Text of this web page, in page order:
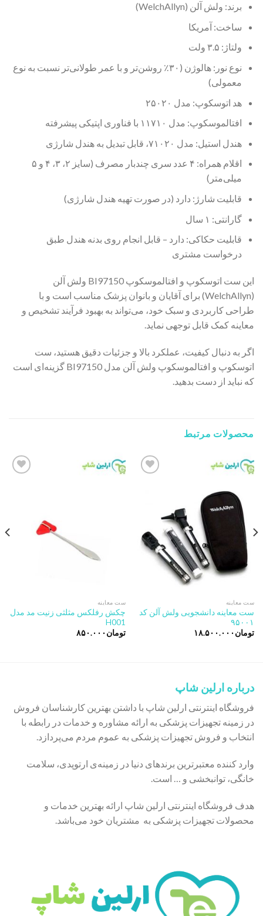
برند: ولش آلن (WelchAllyn)
ساخت: آمریکا
ولتاژ: ۳.۵ ولت
نوع نور: هالوژن (۳۰٪ روشن‌تر و با عمر طولانی‌تر نسبت به نوع
معمولی)
هد اتوسکوپ: مدل ۲۵۰۲۰
افتالموسکوپ: مدل ۱۱۷۱۰ با فناوری اپتیکی پیشرفته
هندل استیل: مدل ۷۱۰۲۰، قابل تبدیل به هندل شارژی
اقلام همراه: ۴ عدد سری چندبار مصرف (سایز ۲، ۳، ۴ و ۵
میلی‌متر)
قابلیت شارژ: دارد (در صورت تهیه هندل شارژی)
گارانتی: ۱ سال
قابلیت حکاکی: دارد – قابل انجام روی بدنه هندل طبق
درخواست مشتری
این ست اتوسکوپ و افتالموسکوپ BI97150 ولش آلن
(WelchAllyn) برای آقایان و بانوان پزشک مناسب است و با
طراحی کاربردی و سبک خود، می‌تواند به بهبود فرآیند تشخیص و
معاینه کمک قابل توجهی نماید.
اگر به دنبال کیفیت، عملکرد بالا و جزئیات دقیق هستید، ست
اتوسکوپ و افتالموسکوپ ولش آلن مدل BI97150 گزینه‌ای است
که نباید از دست بدهید.
محصولات مرتبط
ست معاینه
ست معاینه دانشجویی ولش آلن کد
۹۵۰۰۱
تومان ۱۸.۵۰۰.۰۰۰
ست معاینه
چکش رفلکس مثلثی زنیت مد مدل
H001
تومان ۸۵۰.۰۰۰
درباره ارلین شاپ
فروشگاه اینترنتی ارلین شاپ با داشتن بهترین کارشناسان فروش
در زمینه تجهیزات پزشکی به ارائه مشاوره و خدمات در رابطه با
انتخاب و فروش تجهیزات پزشکی به عموم مردم می‌پردازد.
وارد کننده معتبرترین برندهای دنیا در زمینه‌ی ارتوپدی، سلامت
خانگی، توانبخشی و … است.
هدف فروشگاه اینترنتی ارلین شاپ ارائه بهترین خدمات و
محصولات تجهیزات پزشکی به مشتریان خود می‌باشد.